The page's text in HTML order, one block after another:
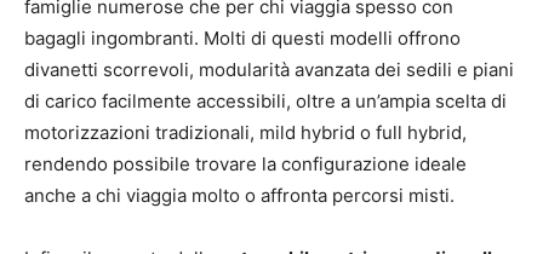
famiglie numerose che per chi viaggia spesso con
bagagli ingombranti. Molti di questi modelli offrono
divanetti scorrevoli, modularità avanzata dei sedili e piani
di carico facilmente accessibili, oltre a un’ampia scelta di
motorizzazioni tradizionali, mild hybrid o full hybrid,
rendendo possibile trovare la configurazione ideale
anche a chi viaggia molto o affronta percorsi misti.